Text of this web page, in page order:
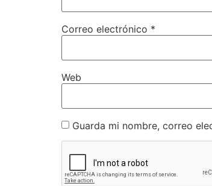
Correo electrónico *
Web
Guarda mi nombre, correo